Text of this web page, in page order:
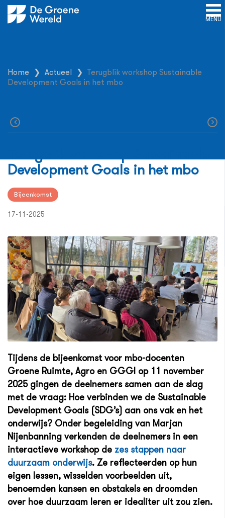
MENU
Home ❯ Actueel ❯ Terugblik workshop Sustainable
Development Goals in het mbo
Terugblik workshop Sustainable
Development Goals in het mbo
Bijeenkomst
17-11-2025
Tijdens de bijeenkomst voor mbo-docenten
Groene Ruimte, Agro en GGGI op 11 november
2025 gingen de deelnemers samen aan de slag
met de vraag: Hoe verbinden we de Sustainable
Development Goals (SDG’s) aan ons vak en het
onderwijs? Onder begeleiding van Marjan
Nijenbanning verkenden de deelnemers in een
interactieve workshop de zes stappen naar
duurzaam onderwijs. Ze reflecteerden op hun
eigen lessen, wisselden voorbeelden uit,
benoemden kansen en obstakels en droomden
over hoe duurzaam leren er idealiter uit zou zien.